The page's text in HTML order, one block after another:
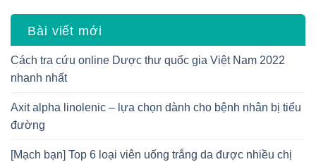
Bài viết mới
Cách tra cứu online Dược thư quốc gia Việt Nam 2022
nhanh nhất
Axit alpha linolenic – lựa chọn dành cho bệnh nhân bị tiểu
đường
[Mạch bạn] Top 6 loại viên uống trắng da được nhiều chị